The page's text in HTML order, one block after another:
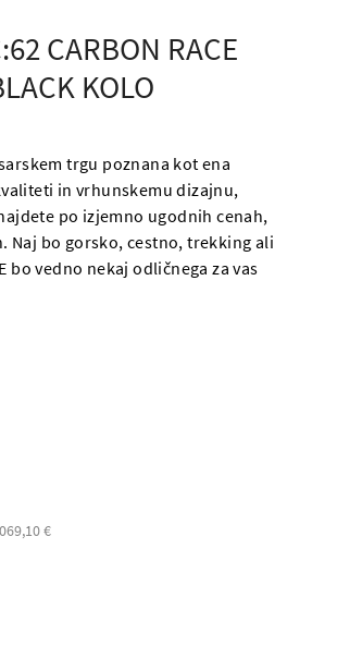
CARBON RACE
KOLO
trgu poznana kot ena
in vrhunskemu dizajnu,
po izjemno ugodnih cenah,
Naj bo gorsko, cestno, trekking ali
bo vedno nekaj odličnega za vas
€